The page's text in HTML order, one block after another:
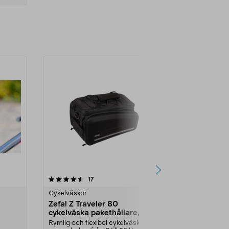
17recensioner
Cykelväskor
Zefal Z Traveler 80
cykelväska pakethållare,
expanderbar
Rymlig och flexibel cykelväska –
4.0 av 5 stjärnor